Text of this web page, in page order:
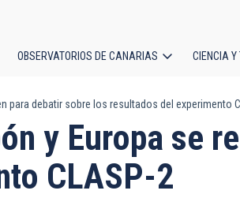
OBSERVATORIOS DE CANARIAS CIENCIA Y
para debatir sobre los resultados del experimento
y Europa se
CLASP-2